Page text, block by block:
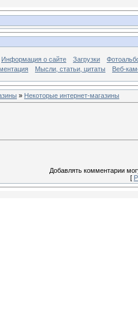
Информация о сайте Загрузки
Мысли, статьи, цитаты Веб-
» Некоторые интернет-магазины
Добавлять комментарии
[